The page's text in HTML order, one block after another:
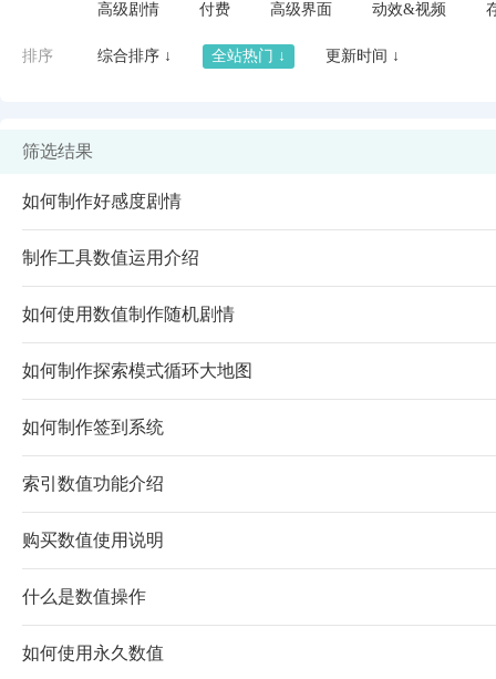
闪艺
高级剧情 付费 高级界面 动效&视频
排序 综合排序 ↓ 全站热门 ↓ 更新时间 ↓
筛选结果
如何制作好感度剧情
制作工具数值运用介绍
如何使用数值制作随机剧情
如何制作探索模式循环大地图
如何制作签到系统
索引数值功能介绍
购买数值使用说明
什么是数值操作
如何使用永久数值